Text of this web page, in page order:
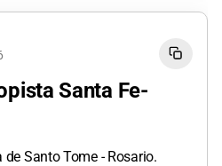
Santa Fe-
Santo Tome - Rosario.